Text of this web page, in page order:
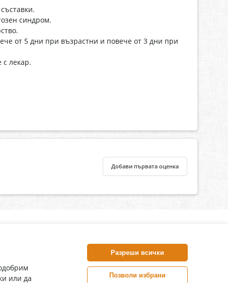
синдром.
от 5 дни при възрастни и повече от 3 дни при
с лекар.
Добави първата оценка
ePharm.bg е лицензирана онлайн аптека и част от аптеки
„Ванчева“, които повече от 30 години се грижат за здравето на
пациенти.
или да
Разреши всички
Позволи избрани